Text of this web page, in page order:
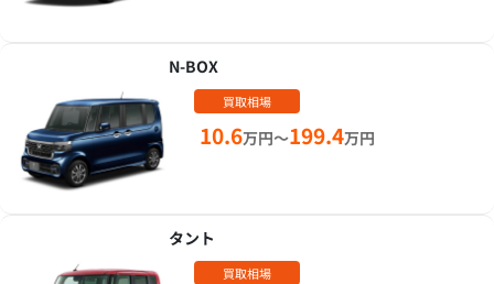
N-BOX
買取相場
10.6万円～199.4万円
タント
買取相場